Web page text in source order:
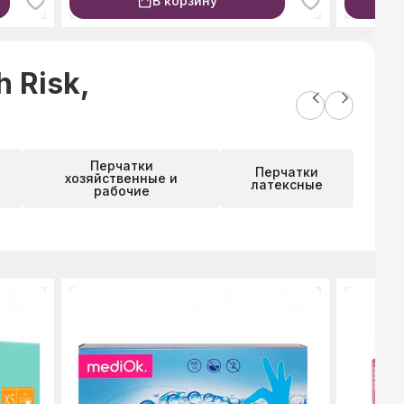
Risk,
Перчатки
хозяйственные и
рабочие
Перчатки
латексные